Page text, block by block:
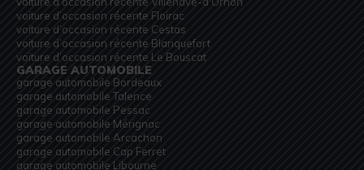
voiture d’occasion récente Floirac
voiture d’occasion récente Cestas
voiture d’occasion récente Blanquefort
voiture d’occasion récente Le Bouscat
GARAGE AUTOMOBILE
garage automobile Bordeaux
garage automobile Talence
garage automobile Pessac
garage automobile Mérignac
garage automobile Arcachon
garage automobile Cap Ferret
garage automobile Libourne